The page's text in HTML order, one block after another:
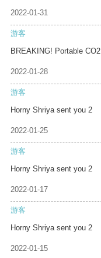
2022-01-31
游客
BREAKING! Portable CO2
2022-01-28
游客
Horny Shriya sent you 2
2022-01-25
游客
Horny Shriya sent you 2
2022-01-17
游客
Horny Shriya sent you 2
2022-01-15